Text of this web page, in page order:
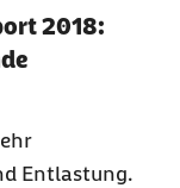
2018:
Entlastung.